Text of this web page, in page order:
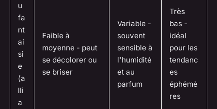
u
fa
nt
ai
si
e
(a
lli
a
Faible à
moyenne - peut
se décolorer ou
se briser
Variable -
souvent
sensible à
l'humidité
et au
parfum
Très
bas -
idéal
pour les
tendanc
es
éphémè
res